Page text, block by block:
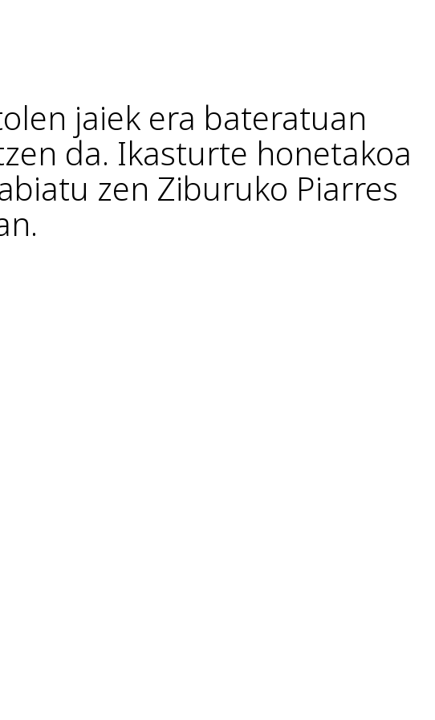
jaiek era bateratuan
da. Ikasturte honetakoa
zen Ziburuko Piarres